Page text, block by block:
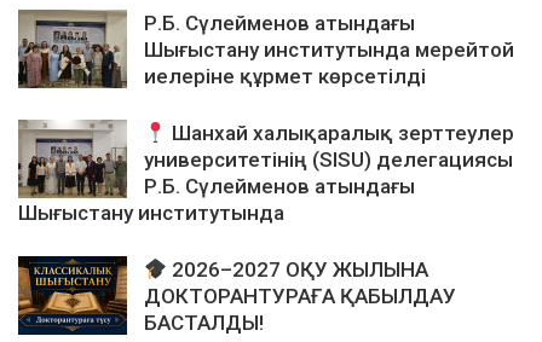
Р.Б. Сүлейменов атындағы
Шығыстану институтында мерейтой
иелеріне құрмет көрсетілді
Шанхай халықаралық зерттеулер
университетінің (SISU) делегациясы
Р.Б. Сүлейменов атындағы
Шығыстану институтында
2026–2027 ОҚУ ЖЫЛЫНА
ДОКТОРАНТУРАҒА ҚАБЫЛДАУ
БАСТАЛДЫ!